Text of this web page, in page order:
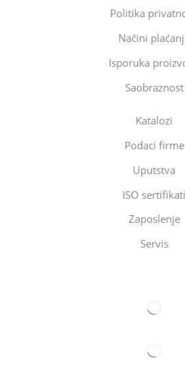
Politika
Načini
Isporuka
Saobraznost
Katalozi
Podaci firme
Uputstva
ISO sertifikati
Zaposlenje
Servis